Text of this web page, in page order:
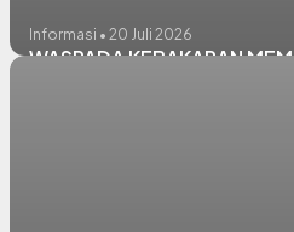
Informasi • 20 Juli 2026
WASPADA KEBAKARAN